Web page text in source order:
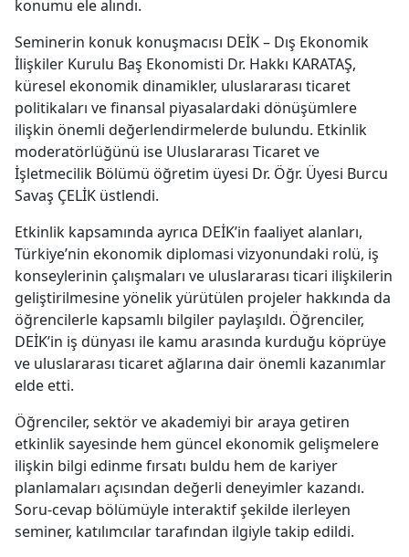
konumu ele alındı.
Seminerin konuk konuşmacısı DEİK – Dış Ekonomik
İlişkiler Kurulu Baş Ekonomisti Dr. Hakkı KARATAŞ,
küresel ekonomik dinamikler, uluslararası ticaret
politikaları ve finansal piyasalardaki dönüşümlere
ilişkin önemli değerlendirmelerde bulundu. Etkinlik
moderatörlüğünü ise Uluslararası Ticaret ve
İşletmecilik Bölümü öğretim üyesi Dr. Öğr. Üyesi Burcu
Savaş ÇELİK üstlendi.
Etkinlik kapsamında ayrıca DEİK’in faaliyet alanları,
Türkiye’nin ekonomik diplomasi vizyonundaki rolü, iş
konseylerinin çalışmaları ve uluslararası ticari ilişkilerin
geliştirilmesine yönelik yürütülen projeler hakkında da
öğrencilerle kapsamlı bilgiler paylaşıldı. Öğrenciler,
DEİK’in iş dünyası ile kamu arasında kurduğu köprüye
ve uluslararası ticaret ağlarına dair önemli kazanımlar
elde etti.
Öğrenciler, sektör ve akademiyi bir araya getiren
etkinlik sayesinde hem güncel ekonomik gelişmelere
ilişkin bilgi edinme fırsatı buldu hem de kariyer
planlamaları açısından değerli deneyimler kazandı.
Soru-cevap bölümüyle interaktif şekilde ilerleyen
seminer, katılımcılar tarafından ilgiyle takip edildi.